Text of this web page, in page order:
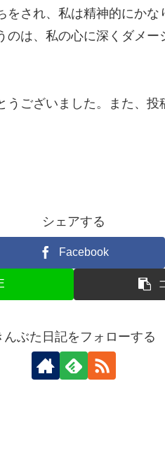
をされ、私は精神的にか
のは、私の心に深くダメ
ございました。また、投
シェアする
Facebook
んぶた日記をフォローする